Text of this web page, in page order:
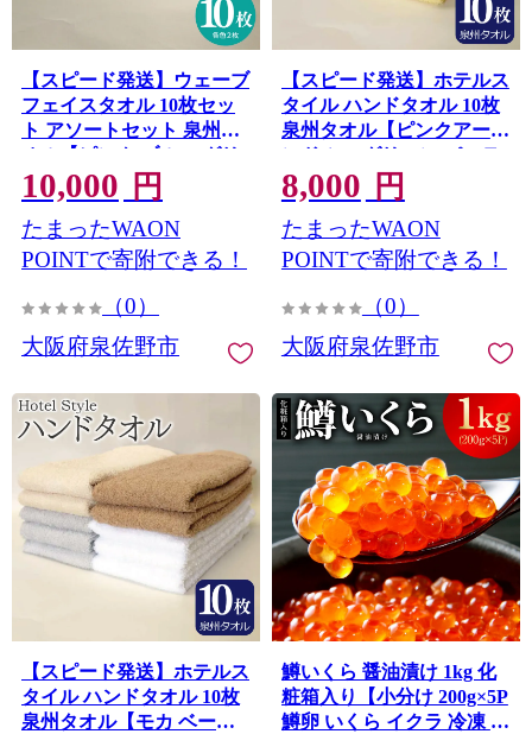
【スピード発送】ウェーブ
フェイスタオル 10枚セッ
ト アソートセット 泉州タ
オル【ピンク ブルー グリ
ーン パープル オレンジ 国
産 泉州産 薄手 吸水 速乾】
010B1997
10,000 円
たまったWAON
POINTで寄附できる！
（0）
大阪府泉佐野市
【スピード発送】ホテルス
タイル ハンドタオル 10枚
泉州タオル【ピンクアーモ
ンド シーグリーン パステ
ルイエロー ラベンダー 国
産 泉州産 吸水】 099H4953
8,000 円
たまったWAON
POINTで寄附できる！
（0）
大阪府泉佐野市
【スピード発送】ホテルス
タイル ハンドタオル 10枚
泉州タオル【モカ ベージ
鱒いくら 醤油漬け 1kg 化
粧箱入り【小分け 200g×5P
鱒卵 いくら イクラ 冷凍 海